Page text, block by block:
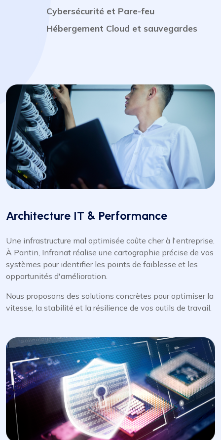
Cybersécurité et Pare-feu
Hébergement Cloud et sauvegardes
Architecture IT & Performance
Une infrastructure mal optimisée coûte cher à l'entreprise.
À Pantin, Infranat réalise une cartographie précise de vos
systèmes pour identifier les points de faiblesse et les
opportunités d'amélioration.
Nous proposons des solutions concrètes pour optimiser la
vitesse, la stabilité et la résilience de vos outils de travail.